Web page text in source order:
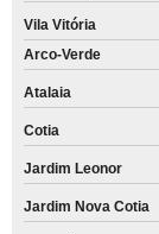
Vila Vitória
Arco-Verde
Atalaia
Cotia
Jardim Leonor
Jardim Nova Cotia